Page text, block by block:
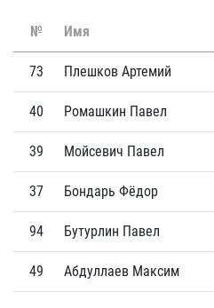
№ Имя
73 Плешков Артемий
40 Ромашкин Павел
39 Мойсевич Павел
37 Бондарь Фёдор
94 Бутурлин Павел
49 Абдуллаев Максим